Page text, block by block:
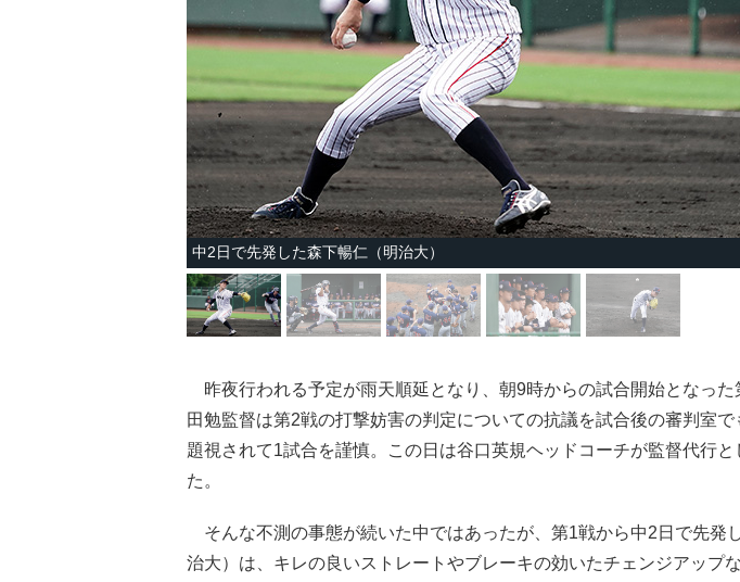
中2日で先発した森下暢仁（明治大）
昨夜行われる予定が雨天順延となり、朝9時からの試合開始となった
田勉監督は第2戦の打撃妨害の判定についての抗議を試合後の審判室で
題視されて1試合を謹慎。この日は谷口英規ヘッドコーチが監督代行と
た。
そんな不測の事態が続いた中ではあったが、第1戦から中2日で先発
治大）は、キレの良いストレートやブレーキの効いたチェンジアップ